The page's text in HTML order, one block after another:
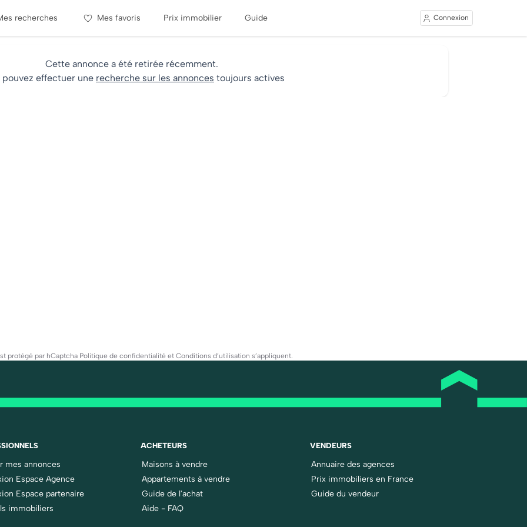
recherches Mes favoris Prix immobilier Guide Connexion
Cette annonce a été retirée récemment.
pouvez effectuer une recherche sur les annonces toujours actives
protégé par hCaptcha Politique de confidentialitéet Conditions d’utilisation s’appliquent.
mes annonces
Espace Agence
Espace partenaire
immobiliers
ACHETEURS
Maisons à vendre
Appartements à vendre
Guide de l'achat
Aide - FAQ
VENDEURS
Annuaire des agences
Prix immobiliers en France
Guide du vendeur